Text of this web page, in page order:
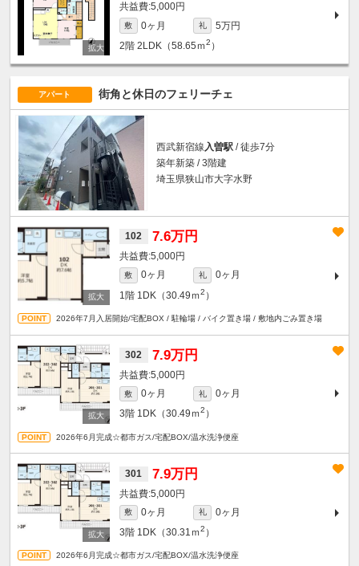
5,000円
敷 0ヶ月 礼
5万円
2階 2LDK（58.65ｍ2 ）
アパート 街角と休日のフェリーチェ
西武新宿線入曽駅 / 徒歩7分
築年新築 / 3階建
埼玉県狭山市大字水野
102 7.6万円
5,000円
敷 0ヶ月 礼
0ヶ月
1階 1DK（30.49ｍ2 ）
2026年7月入居開始/宅配BOX / 駐輪場 / バイク置き場 / 敷地内ごみ置き場
302 7.9万円
5,000円
敷 0ヶ月 礼
0ヶ月
3階 1DK（30.49ｍ2 ）
2026年6月完成☆都市ガス/宅配BOX/温水洗浄便座
301 7.9万円
5,000円
敷 0ヶ月 礼
0ヶ月
3階 1DK（30.31ｍ2 ）
2026年6月完成☆都市ガス/宅配BOX/温水洗浄便座